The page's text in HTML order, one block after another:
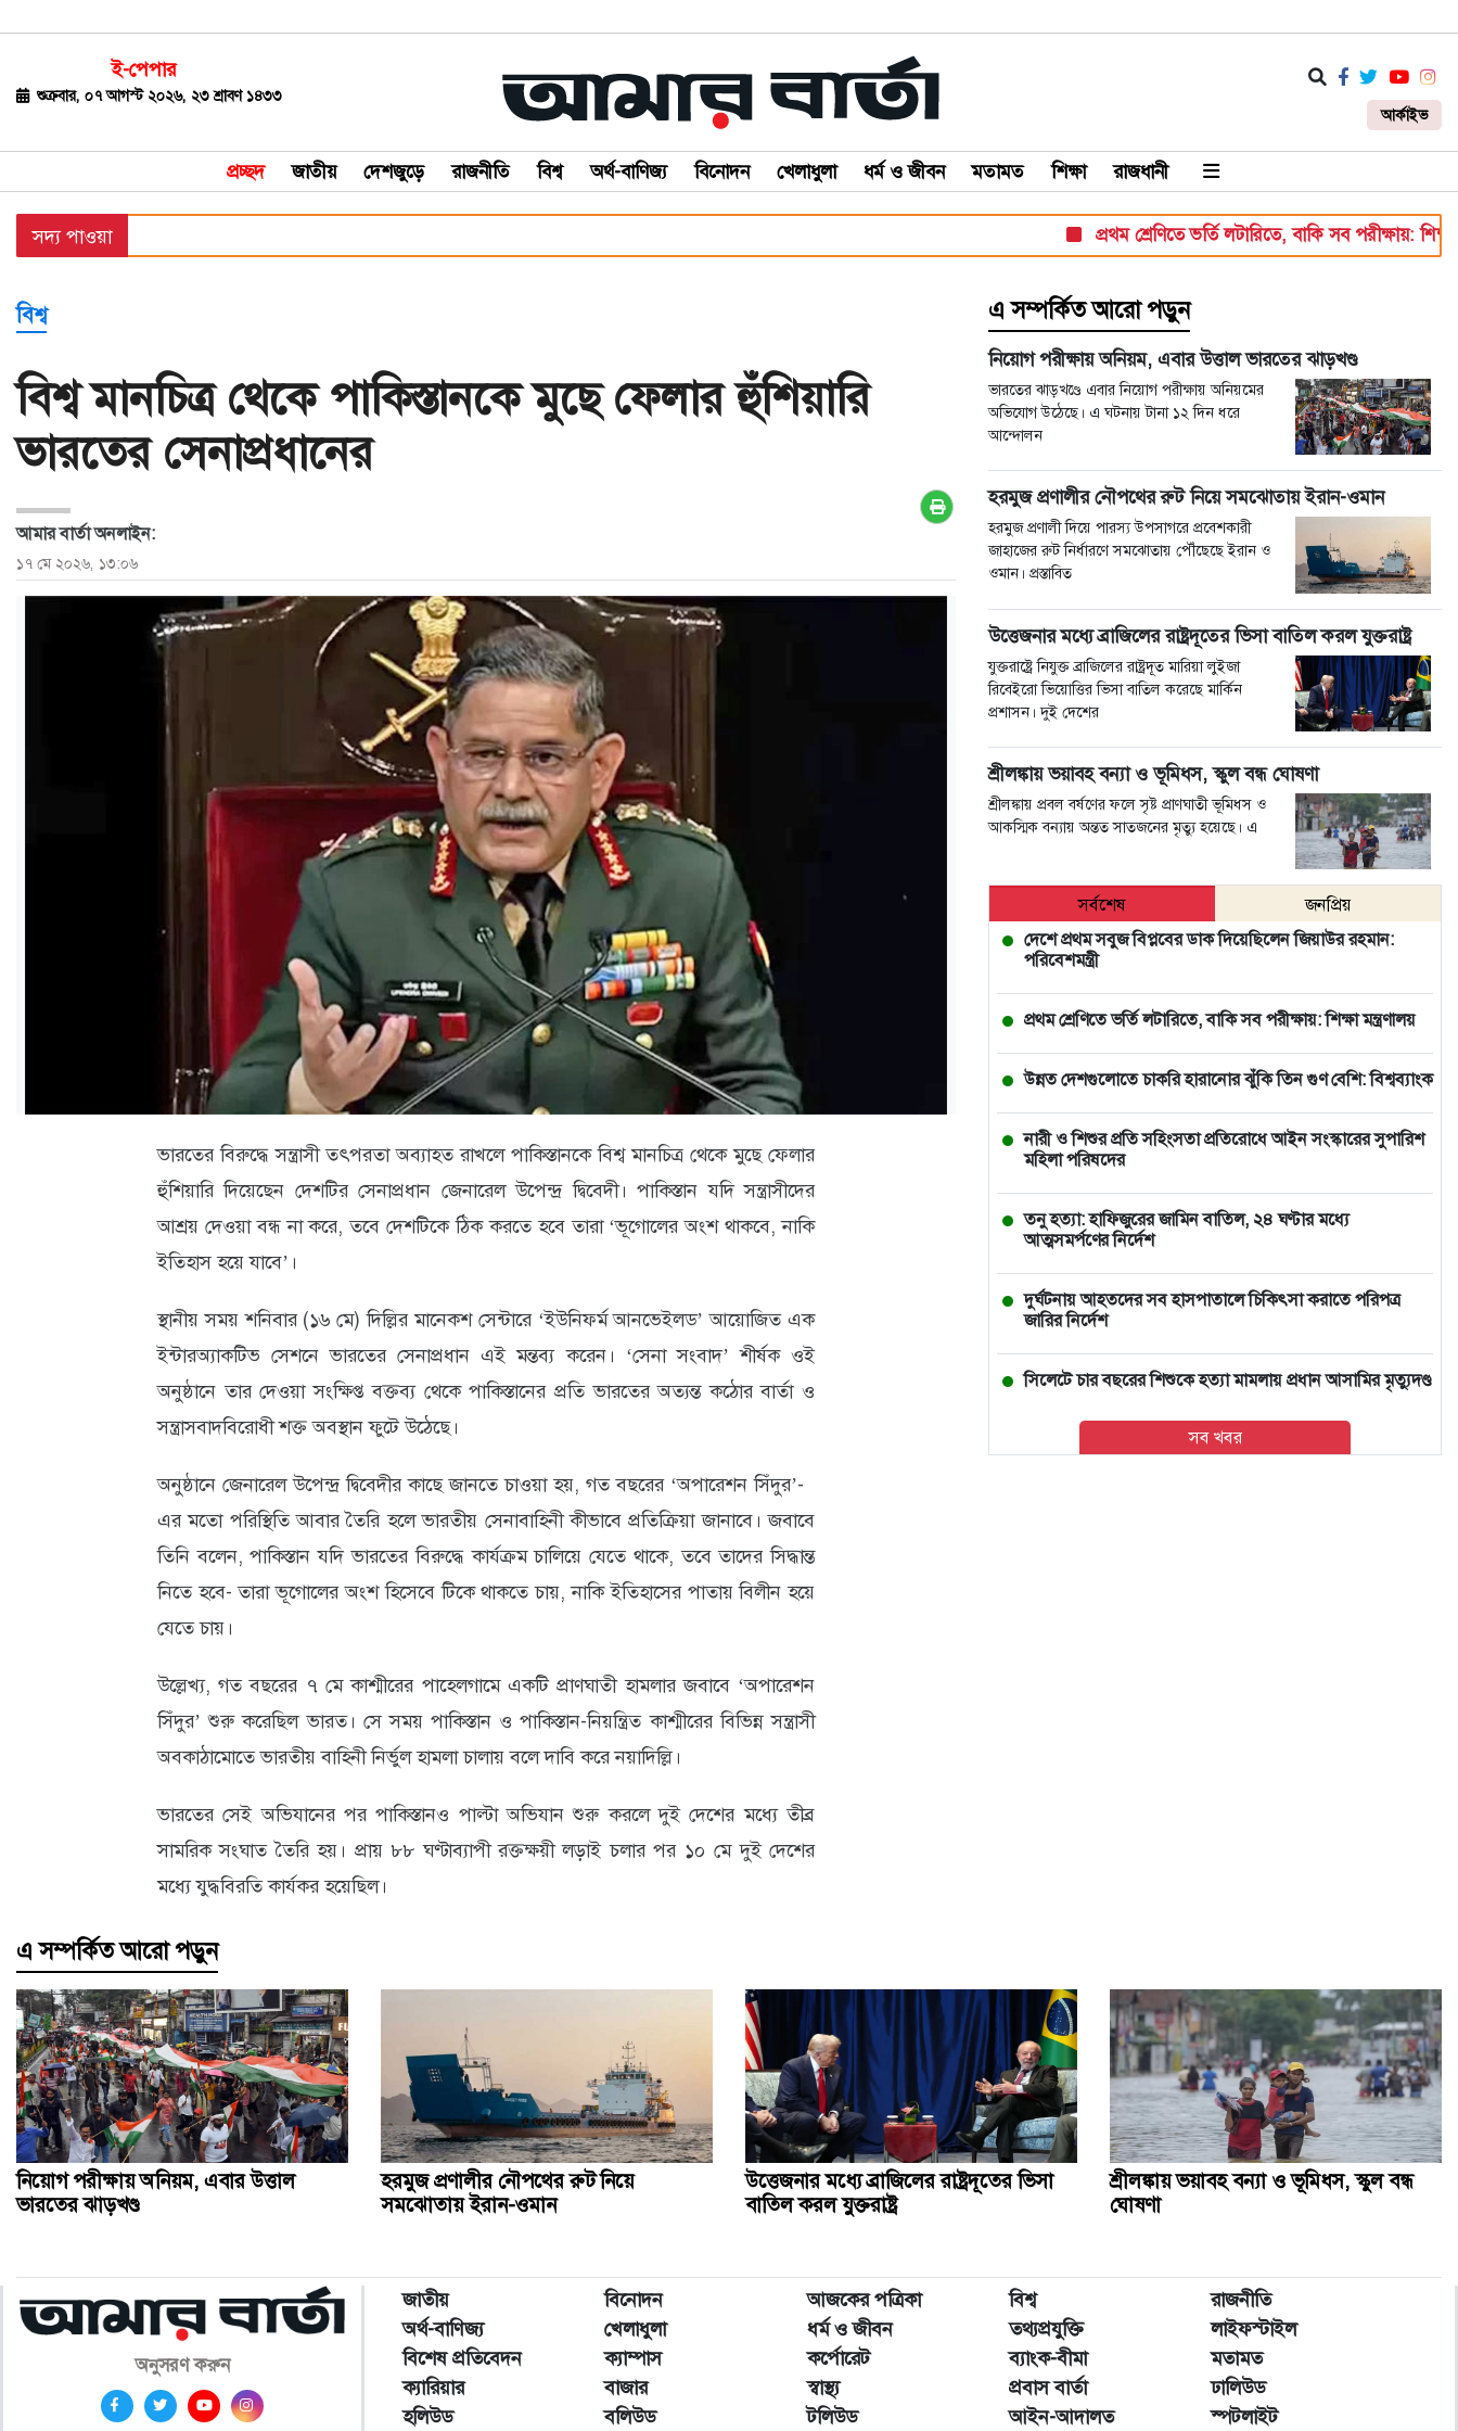
ই-পেপার
শুক্রবার, ০৭ আগস্ট ২০২৬, ২৩ শ্রাবণ ১৪৩৩
আর্কাইভ
প্রচ্ছদ জাতীয় দেশজুড়ে রাজনীতি বিশ্ব অর্থ-বাণিজ্য বিনোদন খেলাধুলা ধর্ম ও জীবন মতামত শিক্ষা রাজধানী
জাতীয়
রাজনীতি
বিশ্ব
বাণিজ্য
বিনোদন
খেলাধুলা
ধর্ম
ও
জীবন
মতামত
সদ্য পাওয়া প্রথম শ্রেণিতে ভর্তি লটারিতে, বাকি সব পরীক্ষায়: শিক্ষা
বিশ্ব
বিশ্ব মানচিত্র থেকে পাকিস্তানকে মুছে ফেলার হুঁশিয়ারি
ভারতের সেনাপ্রধানের
আমার বার্তা অনলাইন:
১৭ মে ২০২৬, ১৩:০৬
ভারতের বিরুদ্ধে সন্ত্রাসী তৎপরতা অব্যাহত রাখলে পাকিস্তানকে বিশ্ব মানচিত্র থেকে মুছে ফেলার
হুঁশিয়ারি দিয়েছেন দেশটির সেনাপ্রধান জেনারেল উপেন্দ্র দ্বিবেদী। পাকিস্তান যদি সন্ত্রাসীদের
আশ্রয় দেওয়া বন্ধ না করে, তবে দেশটিকে ঠিক করতে হবে তারা ‘ভূগোলের অংশ থাকবে, নাকি
ইতিহাস হয়ে যাবে’।
স্থানীয় সময় শনিবার (১৬ মে) দিল্লির মানেকশ সেন্টারে ‘ইউনিফর্ম আনভেইলড’ আয়োজিত এক
ইন্টারঅ্যাকটিভ সেশনে ভারতের সেনাপ্রধান এই মন্তব্য করেন। ‘সেনা সংবাদ’ শীর্ষক ওই
অনুষ্ঠানে তার দেওয়া সংক্ষিপ্ত বক্তব্য থেকে পাকিস্তানের প্রতি ভারতের অত্যন্ত কঠোর বার্তা ও
সন্ত্রাসবাদবিরোধী শক্ত অবস্থান ফুটে উঠেছে।
অনুষ্ঠানে জেনারেল উপেন্দ্র দ্বিবেদীর কাছে জানতে চাওয়া হয়, গত বছরের ‘অপারেশন সিঁদুর’-
এর মতো পরিস্থিতি আবার তৈরি হলে ভারতীয় সেনাবাহিনী কীভাবে প্রতিক্রিয়া জানাবে। জবাবে
তিনি বলেন, পাকিস্তান যদি ভারতের বিরুদ্ধে কার্যক্রম চালিয়ে যেতে থাকে, তবে তাদের সিদ্ধান্ত
নিতে হবে- তারা ভূগোলের অংশ হিসেবে টিকে থাকতে চায়, নাকি ইতিহাসের পাতায় বিলীন হয়ে
যেতে চায়।
উল্লেখ্য, গত বছরের ৭ মে কাশ্মীরের পাহেলগামে একটি প্রাণঘাতী হামলার জবাবে ‘অপারেশন
সিঁদুর’ শুরু করেছিল ভারত। সে সময় পাকিস্তান ও পাকিস্তান-নিয়ন্ত্রিত কাশ্মীরের বিভিন্ন সন্ত্রাসী
অবকাঠামোতে ভারতীয় বাহিনী নির্ভুল হামলা চালায় বলে দাবি করে নয়াদিল্লি।
ভারতের সেই অভিযানের পর পাকিস্তানও পাল্টা অভিযান শুরু করলে দুই দেশের মধ্যে তীব্র
সামরিক সংঘাত তৈরি হয়। প্রায় ৮৮ ঘণ্টাব্যাপী রক্তক্ষয়ী লড়াই চলার পর ১০ মে দুই দেশের
মধ্যে যুদ্ধবিরতি কার্যকর হয়েছিল।
এ সম্পর্কিত আরো পড়ুন
নিয়োগ পরীক্ষায় অনিয়ম, এবার উত্তাল ভারতের ঝাড়খণ্ড
ভারতের ঝাড়খণ্ডে এবার নিয়োগ পরীক্ষায় অনিয়মের
অভিযোগ উঠেছে। এ ঘটনায় টানা ১২ দিন ধরে
আন্দোলন
হরমুজ প্রণালীর নৌপথের রুট নিয়ে সমঝোতায় ইরান-ওমান
হরমুজ প্রণালী দিয়ে পারস্য উপসাগরে প্রবেশকারী
জাহাজের রুট নির্ধারণে সমঝোতায় পৌঁছেছে ইরান ও
ওমান। প্রস্তাবিত
উত্তেজনার মধ্যে ব্রাজিলের রাষ্ট্রদূতের ভিসা বাতিল করল যুক্তরাষ্ট্র
যুক্তরাষ্ট্রে নিযুক্ত ব্রাজিলের রাষ্ট্রদূত মারিয়া লুইজা
রিবেইরো ভিয়োত্তির ভিসা বাতিল করেছে মার্কিন
প্রশাসন। দুই দেশের
শ্রীলঙ্কায় ভয়াবহ বন্যা ও ভূমিধস, স্কুল বন্ধ ঘোষণা
শ্রীলঙ্কায় প্রবল বর্ষণের ফলে সৃষ্ট প্রাণঘাতী ভূমিধস ও
আকস্মিক বন্যায় অন্তত সাতজনের মৃত্যু হয়েছে। এ
সর্বশেষ
জনপ্রিয়
দেশে প্রথম সবুজ বিপ্লবের ডাক দিয়েছিলেন জিয়াউর রহমান:
পরিবেশমন্ত্রী
প্রথম শ্রেণিতে ভর্তি লটারিতে, বাকি সব পরীক্ষায়: শিক্ষা মন্ত্রণালয়
উন্নত দেশগুলোতে চাকরি হারানোর ঝুঁকি তিন গুণ বেশি: বিশ্বব্যাংক
নারী ও শিশুর প্রতি সহিংসতা প্রতিরোধে আইন সংস্কারের সুপারিশ
মহিলা পরিষদের
তনু হত্যা: হাফিজুরের জামিন বাতিল, ২৪ ঘণ্টার মধ্যে
আত্মসমর্পণের নির্দেশ
দুর্ঘটনায় আহতদের সব হাসপাতালে চিকিৎসা করাতে পরিপত্র
জারির নির্দেশ
সিলেটে চার বছরের শিশুকে হত্যা মামলায় প্রধান আসামির মৃত্যুদণ্ড
বাঁশখালীতে বন্যায় ক্ষতিগ্রস্ত ১০০ পরিবারকে ঘর দেবেন প্রধানমন্ত্রী
পোশাক শিল্পের মডেলে আরও এক খাতে প্রণোদনা দেওয়ার
সিদ্ধান্ত
র‍্যাব বিলুপ্ত করে আনা হচ্ছে নতুন বাহিনী, খসড়া আইন প্রকাশ
হাম উপসর্গে আরও ৬ শিশুর মৃত্যু, নতুন আক্রান্ত ৮৬০: স্বাস্থ্য
অধিদপ্তর
সরকারি চিকিৎসক রোগী দেখছিলেন বেসরকারিতে, ধরে ফেললেন
জনগণের অধিকার আদায়ে ৫ সেপ্টেম্বর ঢাকা-চট্টগ্রাম লংমার্চ:
জামায়াত আমির
সব খবর
এ সম্পর্কিত আরো পড়ুন
নিয়োগ পরীক্ষায় অনিয়ম, এবার উত্তাল
ভারতের ঝাড়খণ্ড
হরমুজ প্রণালীর নৌপথের রুট নিয়ে
সমঝোতায় ইরান-ওমান
উত্তেজনার মধ্যে ব্রাজিলের রাষ্ট্রদূতের ভিসা
বাতিল করল যুক্তরাষ্ট্র
শ্রীলঙ্কায় ভয়াবহ বন্যা ও ভূমিধস, স্কুল বন্ধ
ঘোষণা
অনুসরণ করুন
জাতীয় বিনোদন আজকের পত্রিকা বিশ্ব
রাজনীতি
অর্থ-বাণিজ্য
খেলাধুলা ধর্ম ও জীবন তথ্যপ্রযুক্তি
লাইফস্টাইল
বিশেষ প্রতিবেদন
ক্যাম্পাস কর্পোরেট ব্যাংক-বীমা
মতামত
ক্যারিয়ার
বাজার স্বাস্থ্য প্রবাস বার্তা
ঢালিউড
হলিউড
বলিউড টলিউড আইন-আদালত স্পটলাইট